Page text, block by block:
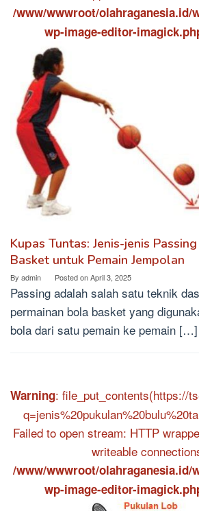
/www/wwwroot/olahraganesia.id/
wp-image-editor-
Kupas Tuntas: Jenis-jenis
Basket untuk Pemain Jempolan
By admin Posted onApril 3, 2025
Passing adalah salah satu teknik
permainan bola basket yang
bola dari satu pemain ke pemain […]
Warning: file_put_contents(https://
Failed to open stream: HTTP
writeable
/www/wwwroot/olahraganesia.id/
wp-image-editor-